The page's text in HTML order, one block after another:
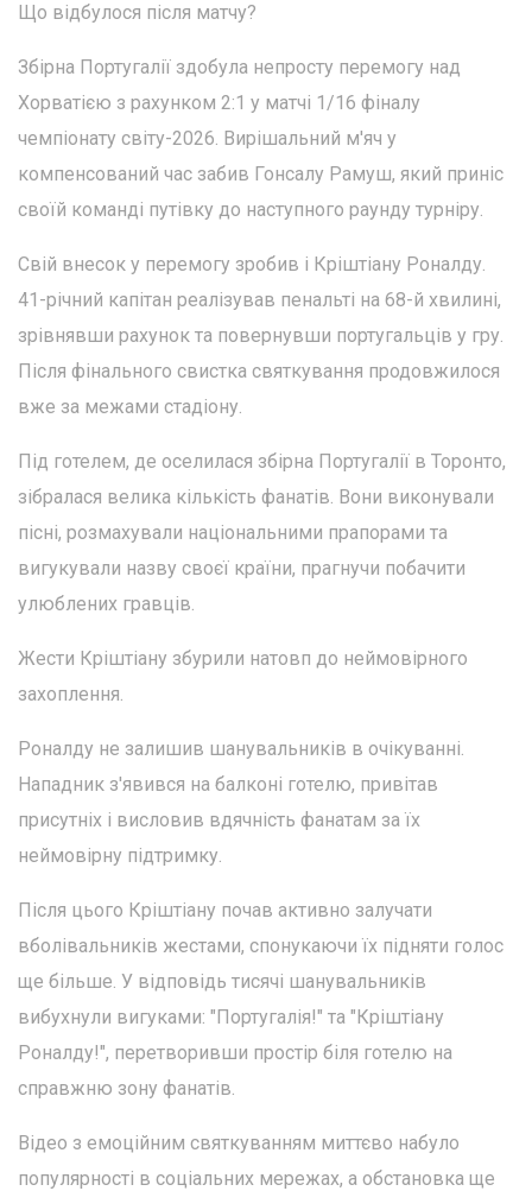
Що відбулося після матчу?
Збірна Португалії здобула непросту перемогу над
Хорватією з рахунком 2:1 у матчі 1/16 фіналу
чемпіонату світу-2026. Вирішальний м'яч у
компенсований час забив Гонсалу Рамуш, який приніс
своїй команді путівку до наступного раунду турніру.
Свій внесок у перемогу зробив і Кріштіану Роналду.
41-річний капітан реалізував пенальті на 68-й хвилині,
зрівнявши рахунок та повернувши португальців у гру.
Після фінального свистка святкування продовжилося
вже за межами стадіону.
Під готелем, де оселилася збірна Португалії в Торонто,
зібралася велика кількість фанатів. Вони виконували
пісні, розмахували національними прапорами та
вигукували назву своєї країни, прагнучи побачити
улюблених гравців.
Жести Кріштіану збурили натовп до неймовірного
захоплення.
Роналду не залишив шанувальників в очікуванні.
Нападник з'явився на балконі готелю, привітав
присутніх і висловив вдячність фанатам за їх
неймовірну підтримку.
Після цього Кріштіану почав активно залучати
вболівальників жестами, спонукаючи їх підняти голос
ще більше. У відповідь тисячі шанувальників
вибухнули вигуками: "Португалія!" та "Кріштіану
Роналду!", перетворивши простір біля готелю на
справжню зону фанатів.
Відео з емоційним святкуванням миттєво набуло
популярності в соціальних мережах, а обстановка ще